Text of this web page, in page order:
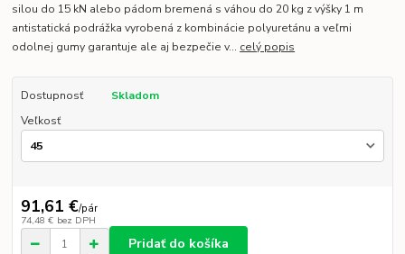
silou do 15 kN alebo pádom bremená s váhou do 20 kg z výšky 1 m
antistatická podrážka vyrobená z kombinácie polyuretánu a veľmi
odolnej gumy garantuje ale aj bezpečie v... celý popis
Dostupnosť
Skladom
Veľkosť
91,61 €/pár
74,48 € bez DPH
Pridať do košíka